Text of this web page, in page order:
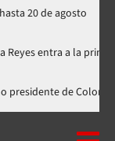
estreno hasta 20 de
a la primera línea
como